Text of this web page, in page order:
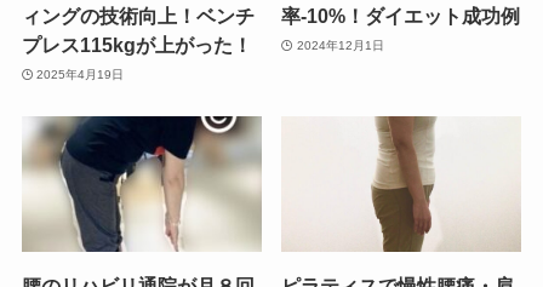
ィングの技術向上！ベンチ
プレス115kgが上がった！
2025年4月19日
率-10%！ダイエット成功例
2024年12月1日